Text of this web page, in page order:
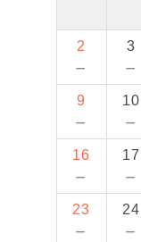
2
－
3
－
9
－
10
－
16
－
17
－
23
－
24
－